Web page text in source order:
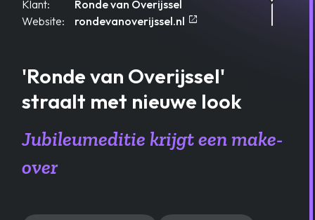
Klant:
Ronde van Overijssel
Website:
rondevanoverijssel.nl open_in_new
'Ronde van Overijssel'
straalt met nieuwe look
Jubileumeditie krijgt een make-
over